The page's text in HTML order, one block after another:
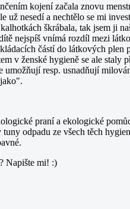
kojení začala znovu
nesedí a nechtělo se mi
škrábala, tak jsem
nejspíš vnímá rozdíl mezi
částí do látkových
v ženské hygieně se ale
resp. usnadňují
praní a ekologické
odpadu ze všech těch
Napište mi! :)